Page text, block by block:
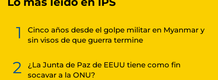
1
Cinco años desde el golpe militar en Myanmar y
sin visos de que guerra termine
2
¿La Junta de Paz de EEUU tiene como fin
socavar a la ONU?